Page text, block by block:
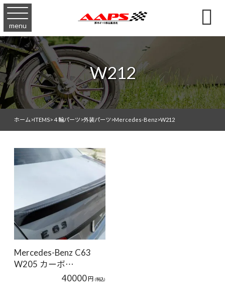
menu 
W212
ホーム>ITEMS>４輪パーツ>外装パーツ>Mercedes-Benz>W212
Mercedes-Benz C63
W205 カーボ…
40000円 (税込)